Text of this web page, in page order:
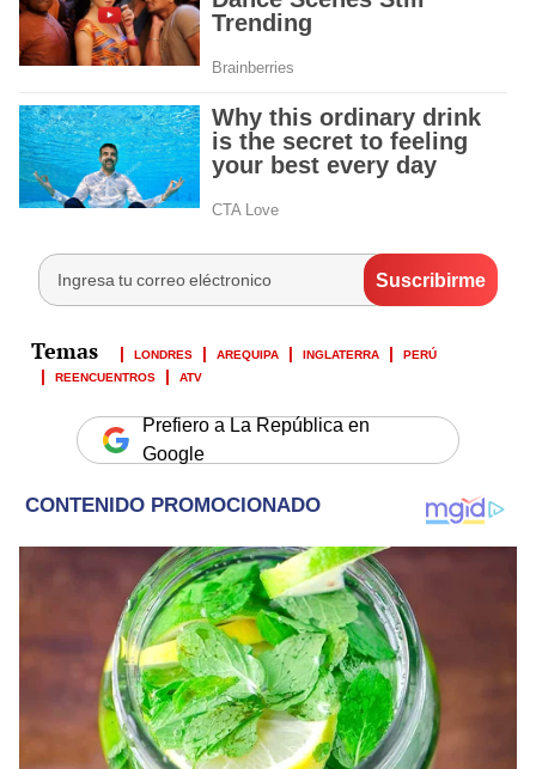
LONDRES AREQUIPA INGLATERRA
PERÚ
REENCUENTROS
ATV
Prefiero a La República en
Google